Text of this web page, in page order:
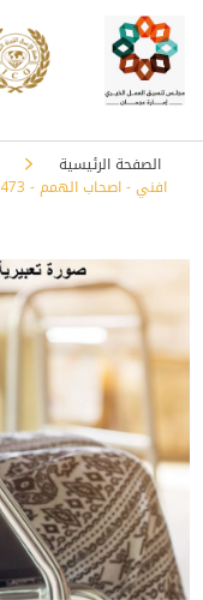
الصفحة الرئيسية
افني - اصحاب الهمم - 4671473